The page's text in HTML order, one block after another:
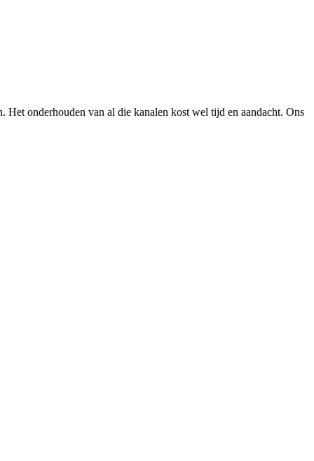
Het onderhouden van al die kanalen kost wel tijd en aandacht. Ons